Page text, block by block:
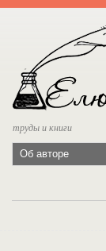
труды и книги